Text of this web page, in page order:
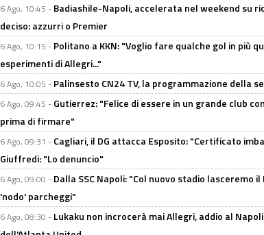
6 Ago, 10:45 - Badiashile-Napoli, accelerata nel weekend su
deciso: azzurri o Premier
6 Ago, 10:15 - Politano a KKN: "Voglio fare qualche gol in più
esperimenti di Allegri..."
6 Ago, 10:05 - Palinsesto CN24 TV, la programmazione della
6 Ago, 09:45 - Gutierrez: "Felice di essere in un grande club
prima di firmare"
6 Ago, 09:31 - Cagliari, il DG attacca Esposito: "Certificato
Giuffredi: "Lo denuncio"
6 Ago, 09:00 - Dalla SSC Napoli: "Col nuovo stadio lasceremo
'nodo' parcheggi"
6 Ago, 08:30 - Lukaku non incrocerà mai Allegri, addio al